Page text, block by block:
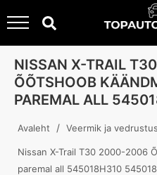
NISSAN X-TRAIL
ÕÕTSHOOB
PAREMAL ALL
Avaleht / Veermik ja vedrustus
Nissan X-Trail T30 2000-2006
paremal all 545018H310